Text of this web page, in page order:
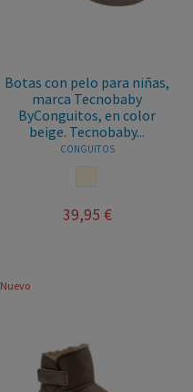
Botas con pelo para niñas,
marca Tecnobaby
ByConguitos, en color
beige. Tecnobaby...
CONGUITOS
39,95 €
Nuevo